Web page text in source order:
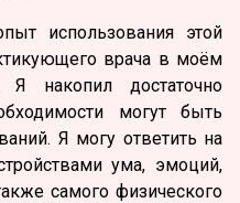
использования этой
врача в моём
Я накопил достаточно
могут быть
Я могу ответить на
ума, эмоций,
самого физического